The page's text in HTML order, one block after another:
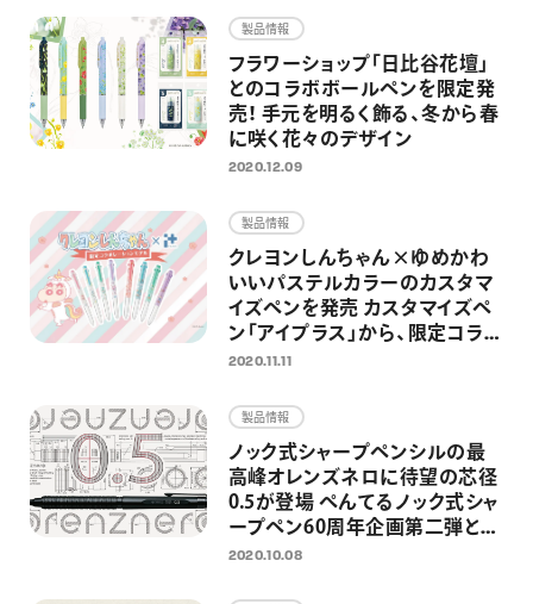
その他
製品情報
フラワーショップ「日比谷花壇」
とのコラボボールペンを限定発
売！ 手元を明るく飾る、冬から春
に咲く花々のデザイン
2020.12.09
製品情報
クレヨンしんちゃん×ゆめかわ
いいパステルカラーのカスタマ
イズペンを発売 カスタマイズペ
ン「アイプラス」から、限定コラ
ボレーションデザイン登場
2020.11.11
製品情報
ノック式シャープペンシルの最
高峰オレンズネロに待望の芯径
0.5が登場 ぺんてるノック式シャ
ープペン60周年企画第二弾とし
て
2020.10.08